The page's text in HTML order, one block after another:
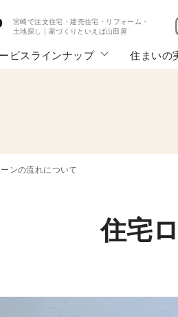
宮崎で注文住宅・建売住宅・リフォーム・
土地探し | 家づくりといえば山田屋
ビスラインナップ 住まいの
ンの流れについて
住宅